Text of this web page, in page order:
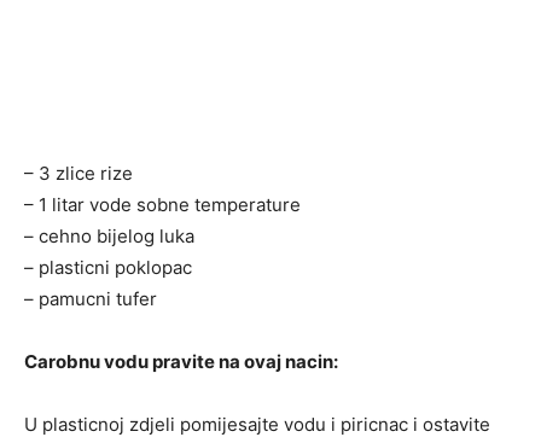
– 3 zlice rize
– 1 litar vode sobne temperature
– cehno bijelog luka
– plasticni poklopac
– pamucni tufer
Carobnu vodu pravite na ovaj nacin:
U plasticnoj zdjeli pomijesajte vodu i piricnac i ostavite